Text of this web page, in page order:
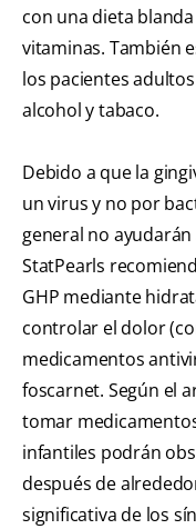
con una dieta
vitaminas. También
los pacientes
alcohol y tabaco.
Debido a que la
un virus y no por
general no
StatPearls
GHP mediante
controlar el dolor
medicamentos
foscarnet. Según el
tomar
infantiles podrán
después de
significativa de los